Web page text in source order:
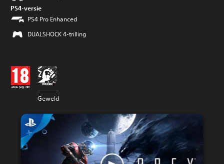
PS4-versie
PS4 Pro Enhanced
DUALSHOCK 4-trilling
Geweld